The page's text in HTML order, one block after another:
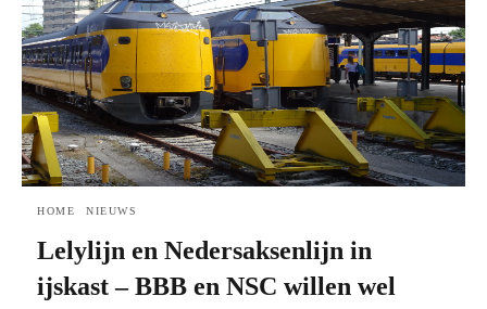
HOME NIEUWS
Lelylijn en Nedersaksenlijn in
ijskast – BBB en NSC willen wel